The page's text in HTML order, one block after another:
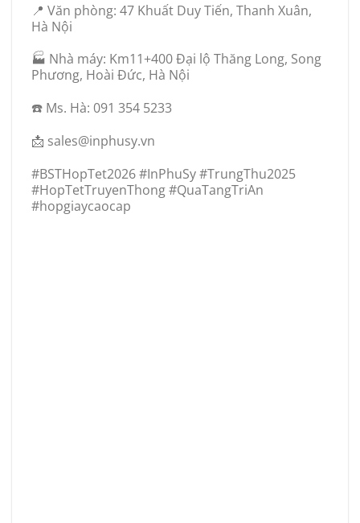
📍 Văn phòng: 47 Khuất Duy Tiến, Thanh Xuân,
Hà Nội
🏭 Nhà máy: Km11+400 Đại lộ Thăng Long, Song
Phương, Hoài Đức, Hà Nội
☎️ Ms. Hà: 091 354 5233
📩 sales@inphusy.vn
#BSTHopTet2026 #InPhuSy #TrungThu2025
#HopTetTruyenThong #QuaTangTriAn
#hopgiaycaocap